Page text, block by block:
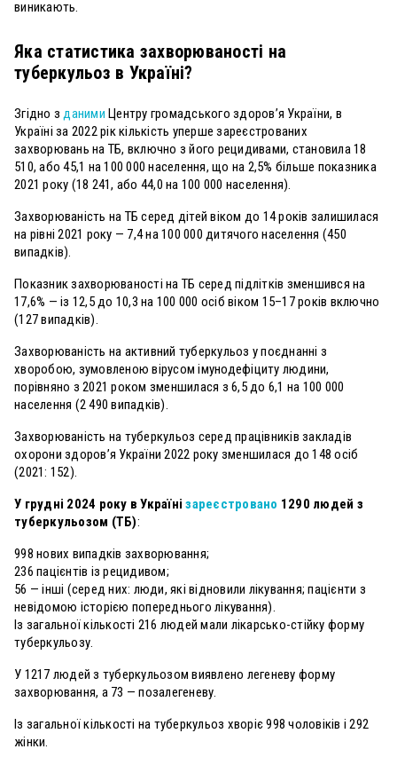
виникають.
Яка статистика захворюваності на
туберкульоз в Україні?
Згідно зданими Центру громадського здоров’я України, в
Україні за 2022 рік кількість уперше зареєстрованих
захворювань на ТБ, включно з його рецидивами, становила 18
510, або 45,1 на 100 000 населення, що на 2,5% більше показника
2021 року (18 241, або 44,0 на 100 000 населення).
Захворюваність на ТБ серед дітей віком до 14 років залишилася
на рівні 2021 року — 7,4 на 100 000 дитячого населення (450
випадків).
Показник захворюваності на ТБ серед підлітків зменшився на
17,6% — із 12,5 до 10,3 на 100 000 осіб віком 15–17 років включно
(127 випадків).
Захворюваність на активний туберкульоз у поєднанні з
хворобою, зумовленою вірусом імунодефіциту людини,
порівняно з 2021 роком зменшилася з 6,5 до 6,1 на 100 000
населення (2 490 випадків).
Захворюваність на туберкульоз серед працівників закладів
охорони здоров’я України 2022 року зменшилася до 148 осіб
(2021: 152).
У грудні 2024 року в Українізареєстровано 1290 людей з
туберкульозом (ТБ):
998 нових випадків захворювання;
236 пацієнтів із рецидивом;
56 — інші (серед них: люди, які відновили лікування; пацієнти з
невідомою історією попереднього лікування).
Із загальної кількості 216 людей мали лікарсько-стійку форму
туберкульозу.
У 1217 людей з туберкульозом виявлено легеневу форму
захворювання, а 73 — позалегеневу.
Із загальної кількості на туберкульоз хворіє 998 чоловіків і 292
жінки.